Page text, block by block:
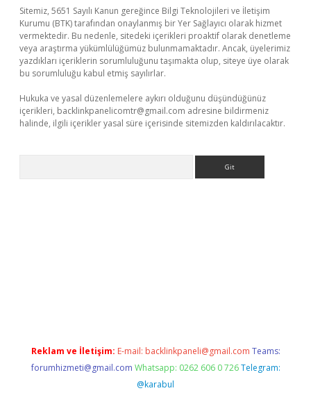
Sitemiz, 5651 Sayılı Kanun gereğince Bilgi Teknolojileri ve İletişim
Kurumu (BTK) tarafından onaylanmış bir Yer Sağlayıcı olarak hizmet
vermektedir. Bu nedenle, sitedeki içerikleri proaktif olarak denetleme
veya araştırma yükümlülüğümüz bulunmamaktadır. Ancak, üyelerimiz
yazdıkları içeriklerin sorumluluğunu taşımakta olup, siteye üye olarak
bu sorumluluğu kabul etmiş sayılırlar.
Hukuka ve yasal düzenlemelere aykırı olduğunu düşündüğünüz
içerikleri, backlinkpanelicomtr@gmail.com adresine bildirmeniz
halinde, ilgili içerikler yasal süre içerisinde sitemizden kaldırılacaktır.
Reklam ve İletişim: E-mail: backlinkpaneli@gmail.com Teams:
forumhizmeti@gmail.com Whatsapp: 0262 606 0 726 Telegram:
@karabul